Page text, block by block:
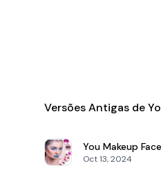
Versões Antigas de
You Makeup Face
Oct 13, 2024